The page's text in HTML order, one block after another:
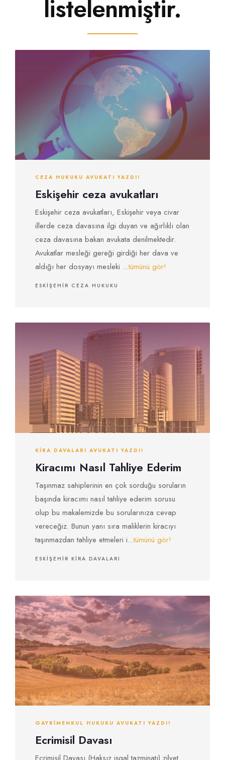
listelenmiştir.
CEZA HUKUKU AVUKATI YAZDI!
Eskişehir ceza avukatları
Eskişehir ceza avukatları, Eskişehir veya civar
illerde ceza davasına ilgi duyan ve ağırlıklı olan
ceza davasına bakan avukata denilmektedir.
Avukatlar mesleği gereği girdiği her dava ve
aldığı her dosyayı mesleki ...tümünü gör!
ESKIŞEHIR CEZA HUKUKU
KIRA DAVALARI AVUKATI YAZDI!
Kiracımı Nasıl Tahliye Ederim
Taşınmaz sahiplerinin en çok sorduğu soruların
başında kiracımı nasıl tahliye ederim sorusu
olup bu makalemizde bu sorularınıza cevap
vereceğiz. Bunun yanı sıra maliklerin kiracıyı
taşınmazdan tahliye etmeleri i...tümünü gör!
ESKIŞEHIR KIRA DAVALARI
GAYRIMENKUL HUKUKU AVUKATI YAZDI!
Ecrimisil Davası